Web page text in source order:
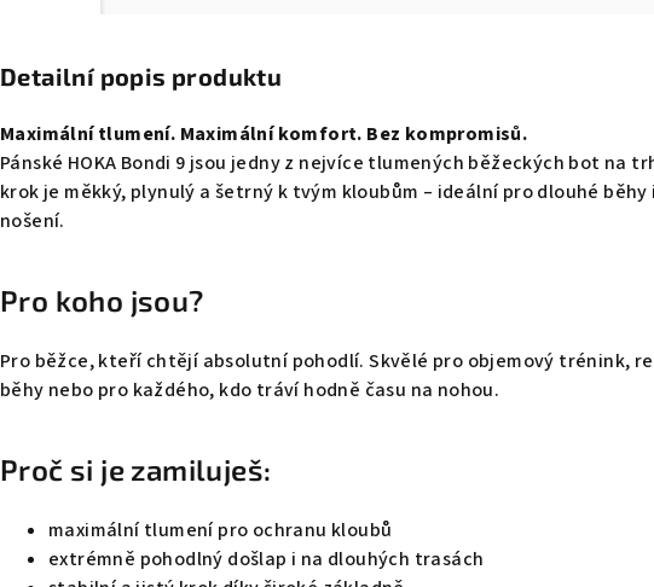
Detailní popis produktu
Maximální tlumení. Maximální komfort. Bez kompromisů.
Pánské HOKA Bondi 9 jsou jedny z nejvíce tlumených běžeckých bot na
krok je měkký, plynulý a šetrný k tvým kloubům – ideální pro dlouhé
nošení.
Pro koho jsou?
Pro běžce, kteří chtějí absolutní pohodlí. Skvělé pro objemový trénink,
běhy nebo pro každého, kdo tráví hodně času na nohou.
Proč si je zamiluješ:
maximální tlumení pro ochranu kloubů
extrémně pohodlný došlap i na dlouhých trasách